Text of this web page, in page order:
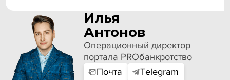
Илья
Антонов
Операционный директор
портала PROбанкротство
Почта
Telegram